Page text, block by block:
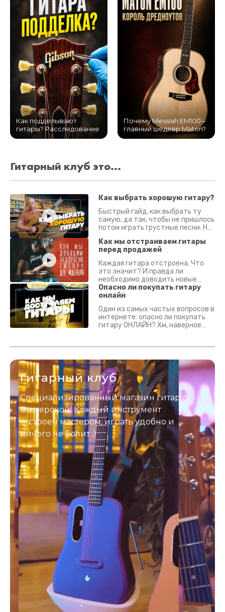
Как подделывают
гитары? Расследование
Почему Messiah EM100 –
главный шедевр Maton?
Гитарный клуб это...
Как выбрать хорошую гитару?
Быстрый гайд, как выбрать ту
самую, да так, чтобы не пришлось
потом играть грустные песни. На
Как мы отстраиваем гитары
перед продажей
Каждая гитара отстроена. Что
это значит? И правда ли
необходимо доводить новые
гитары? Если кратко - да.
Подробно - в видео :)
Опасно ли покупать гитару
онлайн
Один из самых частых вопросов в
интернете: опасно ли покупать
гитару ОНЛАЙН? Хм, наверное
застрахован. Случись что -
Гитарный клуб
Специализированный магазин гитар с
мастерской! Каждый инструмент
отстроен мастером, играть удобно и
ничего не болит :)